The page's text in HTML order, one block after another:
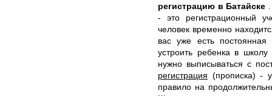
регистрацию в Батайске
- это регистрационный
человек временно
вас уже есть
устроить ребенка в
нужно выписываться с
регистрация (прописка) -
правило на